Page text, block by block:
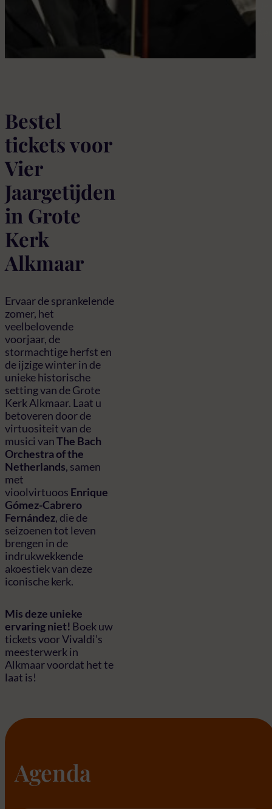
Bestel
tickets voor
Vier
Jaargetijden
in Grote
Kerk
Alkmaar
Ervaar de sprankelende
zomer, het
veelbelovende
voorjaar, de
stormachtige herfst en
de ijzige winter in de
unieke historische
setting van de Grote
Kerk Alkmaar. Laat u
betoveren door de
virtuositeit van de
musici vanThe Bach
Orchestra of the
Netherlands, samen
met
vioolvirtuoos Enrique
Gómez-Cabrero
Fernández, die de
seizoenen tot leven
brengen in de
indrukwekkende
akoestiek van deze
iconische kerk.
Mis deze unieke
ervaring niet! Boek uw
tickets voor Vivaldi’s
meesterwerk in
Alkmaar voordat het te
laat is!
Agenda